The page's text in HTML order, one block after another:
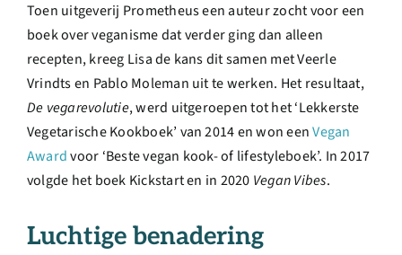
Toen uitgeverij Prometheus een auteur zocht voor een
boek over veganisme dat verder ging dan alleen
recepten, kreeg Lisa de kans dit samen met Veerle
Vrindts en Pablo Moleman uit te werken. Het resultaat,
De vegarevolutie, werd uitgeroepen tot het ‘Lekkerste
Vegetarische Kookboek’ van 2014 en won eenVegan
Awardvoor ‘Beste vegan kook- of lifestyleboek’. In 2017
volgde het boek Kickstart en in 2020 Vegan Vibes.
Luchtige benadering